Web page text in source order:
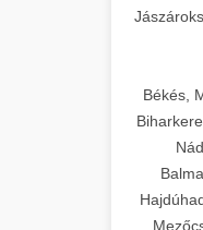
Békés,